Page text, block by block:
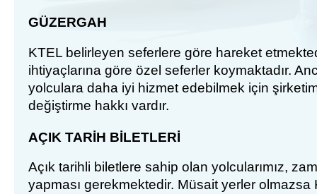
GÜZERGAH
KTEL belirleyen seferlere göre hareket
ihtiyaçlarına göre özel seferler koymaktadır.
yolculara daha iyi hizmet edebilmek için
değiştirme hakkı vardır.
AÇIK TARİH BİLETLERİ
Açık tarihli biletlere sahip olan yolcularımız,
yapması gerekmektedir. Müsait yerler olmazsa